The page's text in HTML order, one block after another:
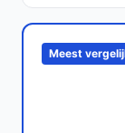
De EZVIZ EP3x
krachtige,
die zijn huis
functies en
keuze voor
Meest